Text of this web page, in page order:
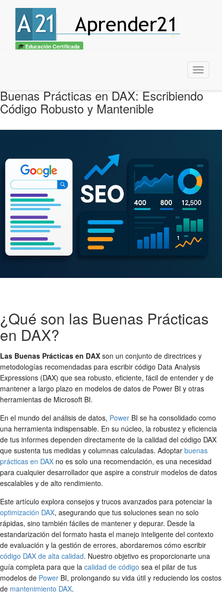
Educación Certificada
Menu
Buenas Prácticas en DAX: Escribiendo
Código Robusto y Mantenible
¿Qué son las Buenas Prácticas
en DAX?
Las Buenas Prácticas en DAX son un conjunto de directrices y
metodologías recomendadas para escribir código Data Analysis
Expressions (DAX) que sea robusto, eficiente, fácil de entender y de
mantener a largo plazo en modelos de datos de Power BI y otras
herramientas de Microsoft BI.
En el mundo del análisis de datos, Power BI se ha consolidado como
una herramienta indispensable. En su núcleo, la robustez y eficiencia
de tus informes dependen directamente de la calidad del código DAX
que sustenta tus medidas y columnas calculadas. Adoptar buenas
prácticas en DAX no es solo una recomendación, es una necesidad
para cualquier desarrollador que aspire a construir modelos de datos
escalables y de alto rendimiento.
Este artículo explora consejos y trucos avanzados para potenciar la
optimización DAX, asegurando que tus soluciones sean no solo
rápidas, sino también fáciles de mantener y depurar. Desde la
estandarización del formato hasta el manejo inteligente del contexto
de evaluación y la gestión de errores, abordaremos cómo escribir
código DAX de alta calidad. Nuestro objetivo es proporcionarte una
guía completa para que la calidad de código sea el pilar de tus
modelos de Power BI, prolongando su vida útil y reduciendo los costos
de mantenimiento DAX.